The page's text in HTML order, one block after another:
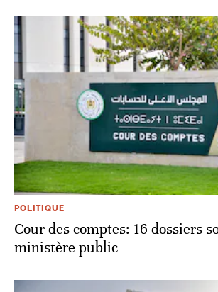
POLITIQUE
Cour des comptes: 16 dossiers
ministère public